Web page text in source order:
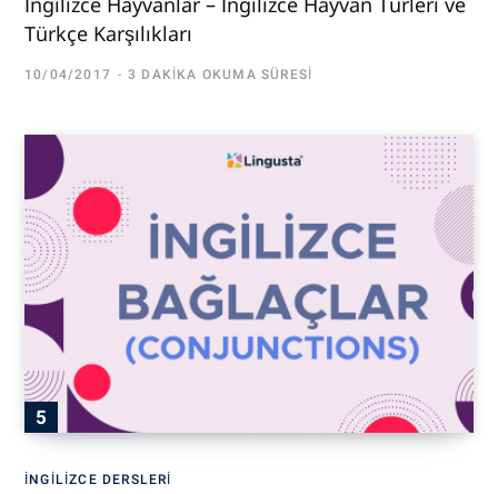
Türkçe Karşılıkları
10/04/2017 3 DAKIKA OKUMA SÜRESI
İNGILIZCE DERSLERI